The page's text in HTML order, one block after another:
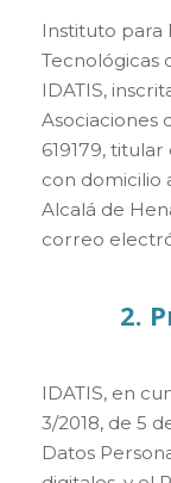
Instituto para
Tecnológicas
IDATIS,
Asociaciones
619179,
con domicilio
Alcalá de
correo
2.
IDATIS, en
3/2018, de 5
Datos